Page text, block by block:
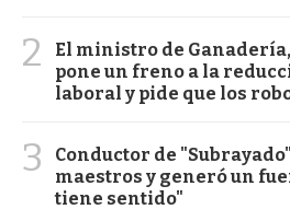
2
El ministro de
pone un freno a la
laboral y pide que los
3
Conductor de
maestros y generó un
tiene sentido"